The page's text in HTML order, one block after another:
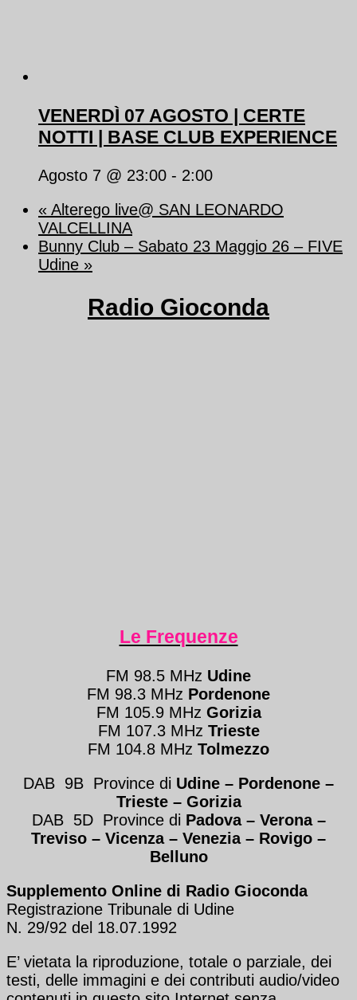
VENERDÌ 07 AGOSTO | CERTE
NOTTI | BASE CLUB EXPERIENCE
Agosto 7 @ 23:00 - 2:00
« Alterego live@ SAN LEONARDO
VALCELLINA
Bunny Club – Sabato 23 Maggio 26 – FIVE
Udine »
Radio Gioconda
Le Frequenze
FM 98.5 MHz Udine
FM 98.3 MHz Pordenone
FM 105.9 MHz Gorizia
FM 107.3 MHz Trieste
FM 104.8 MHz Tolmezzo
DAB 9B Province di Udine – Pordenone –
Trieste – Gorizia
DAB 5D Province di Padova – Verona –
Treviso – Vicenza – Venezia – Rovigo –
Belluno
Supplemento Online di Radio Gioconda
Registrazione Tribunale di Udine
N. 29/92 del 18.07.1992
E’ vietata la riproduzione, totale o parziale, dei
testi, delle immagini e dei contributi audio/video